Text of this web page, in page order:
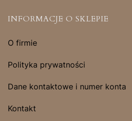
INFORMACJE O SKLEPIE
O firmie
Polityka prywatności
Dane kontaktowe i numer konta
Kontakt